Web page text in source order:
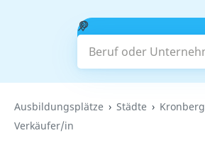
Beruf oder
Suchen
Ausbildungsplätze Städte
Verkäufer/in